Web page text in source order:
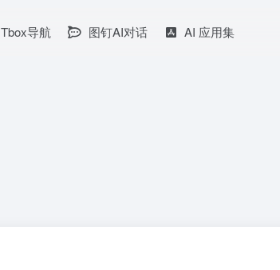
Tbox导航 图钉AI对话 AI 应用集